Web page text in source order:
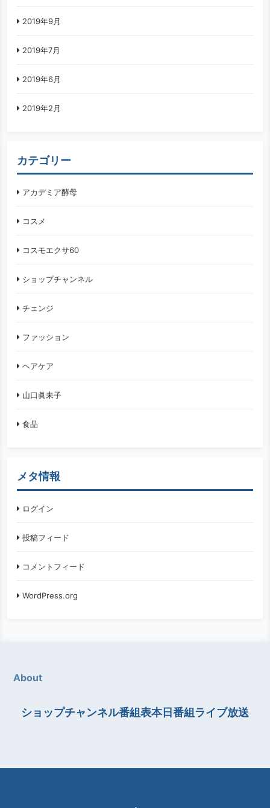
2019年9月
2019年7月
2019年6月
2019年2月
カテゴリー
アカデミア酵母
コスメ
コスモエクサ60
ショップチャンネル
チェンジ
ファッション
ヘアケア
山口眞未子
食品
メタ情報
ログイン
投稿フィード
コメントフィード
WordPress.org
About
ショップチャンネル番組表本日番組ライブ放送